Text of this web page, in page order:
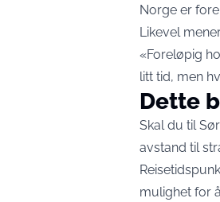
Norge er
Likevel
«Foreløpig
litt tid, men
Dette
Skal du til
avstand til
mulighet for